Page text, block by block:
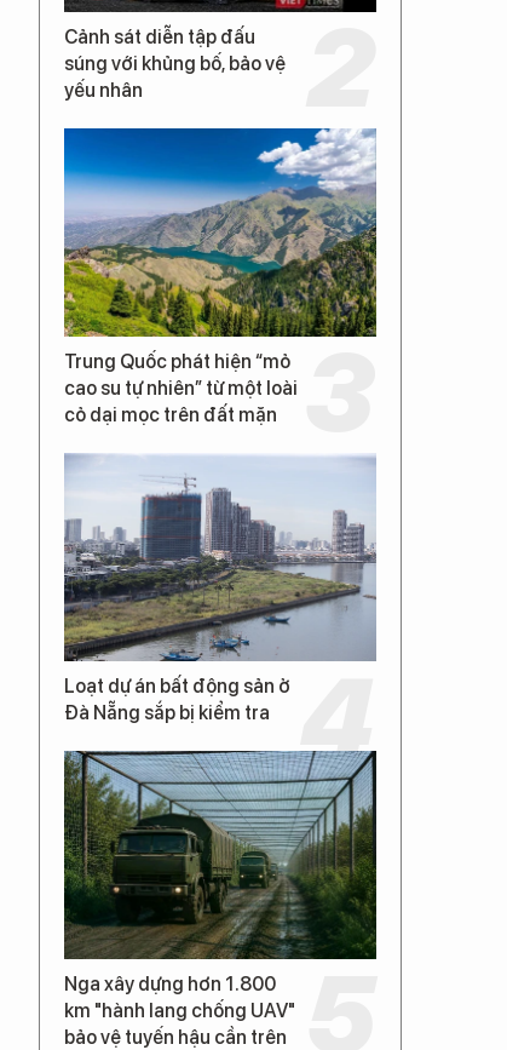
Cảnh sát diễn tập đấu
súng với khủng bố, bảo vệ
yếu nhân
Trung Quốc phát hiện “mỏ
cao su tự nhiên” từ một loài
cỏ dại mọc trên đất mặn
Loạt dự án bất động sản ở
Đà Nẵng sắp bị kiểm tra
Nga xây dựng hơn 1.800
km "hành lang chống UAV"
bảo vệ tuyến hậu cần trên